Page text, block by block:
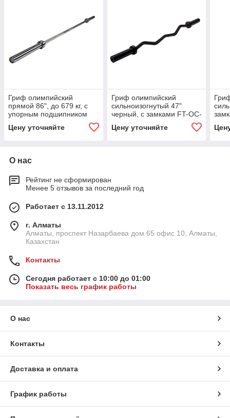
Гриф олимпийский
прямой 86", до 679 кг, с
упорным подшипником
Цену уточняйте
Гриф олимпийский
сильноизогнутый 47"
черный, с замками FT-OC-
Цену уточняйте
О нас
Рейтинг не сформирован
Менее 5 отзывов за последний год
Работает с 13.11.2012
г. Алматы
Алматы, проспект Назарбаева дом 65 офис 10, Алматы,
Казахстан
Контакты
Сегодня работает с 10:00 до 01:00
Показать весь график работы
О нас
Контакты
Доставка и оплата
График работы